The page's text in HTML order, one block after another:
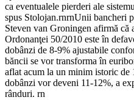
ca eventualele pierderi ale
spus Stolojan.rnrnUnii bancheri
Steven van Groningen afirmă că
Ordonanţei 50/2010 este în
dobânzi de 8-9% ajustabile
băncii se vor transforma în
aflat acum la un minim istoric de
dobânzi vor deveni 11-12%, a
rânduri. rn